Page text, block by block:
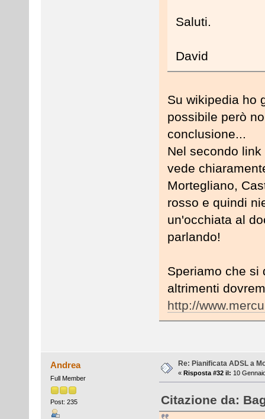
Saluti.
David
Su wikipedia ho
possibile però
conclusione...
Nel secondo
vede
Mortegliano,
rosso e quindi
un'occhiata al
parlando!
Speriamo che si
altrimenti
http://
Andrea
Full Member
Post: 235
Re: Pianificata ADSL a
« Risposta #32 il: 10
Citazione da: